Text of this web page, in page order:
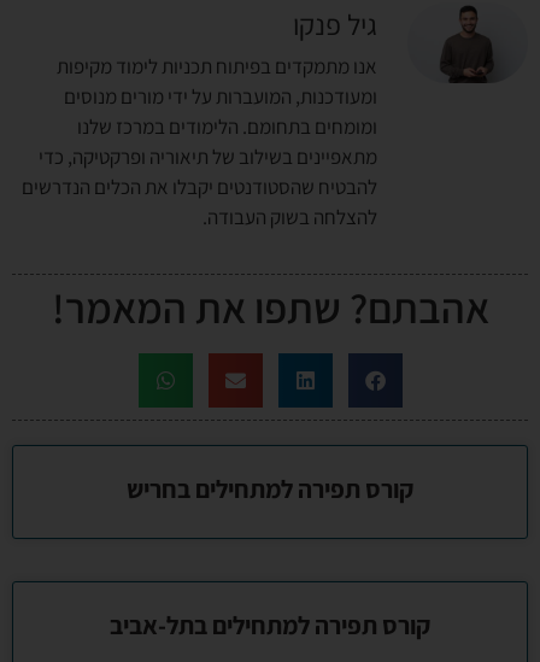
גיל פנקו
אנו מתמקדים בפיתוח תכניות לימוד מקיפות
ומעודכנות, המועברות על ידי מורים מנוסים
ומומחים בתחומם. הלימודים במרכז שלנו
מתאפיינים בשילוב של תיאוריה ופרקטיקה, כדי
להבטיח שהסטודנטים יקבלו את הכלים הנדרשים
להצלחה בשוק העבודה.
אהבתם? שתפו את המאמר!
קורס תפירה למתחילים בחריש
קורס תפירה למתחילים בתל-אביב